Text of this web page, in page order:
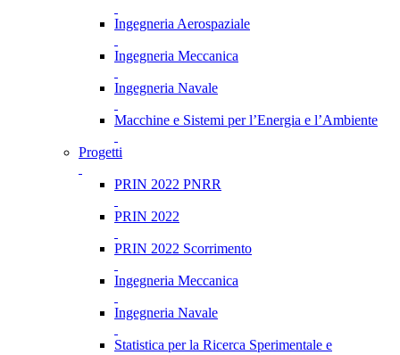
Ingegneria Aerospaziale
Ingegneria Meccanica
Ingegneria Navale
Macchine e Sistemi per l’Energia e l’Ambiente
Progetti
PRIN 2022 PNRR
PRIN 2022
PRIN 2022 Scorrimento
Ingegneria Meccanica
Ingegneria Navale
Statistica per la Ricerca Sperimentale e